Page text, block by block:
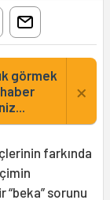
görmek
×
farkında
“beka” sorunu